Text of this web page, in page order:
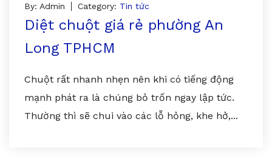
By: Admin Category: Tin tức
Diệt chuột giá rẻ phường An
Long TPHCM
Chuột rất nhanh nhẹn nên khi có tiếng động
mạnh phát ra là chúng bỏ trốn ngay lập tức.
Thường thì sẽ chui vào các lỗ hỏng, khe hở,...